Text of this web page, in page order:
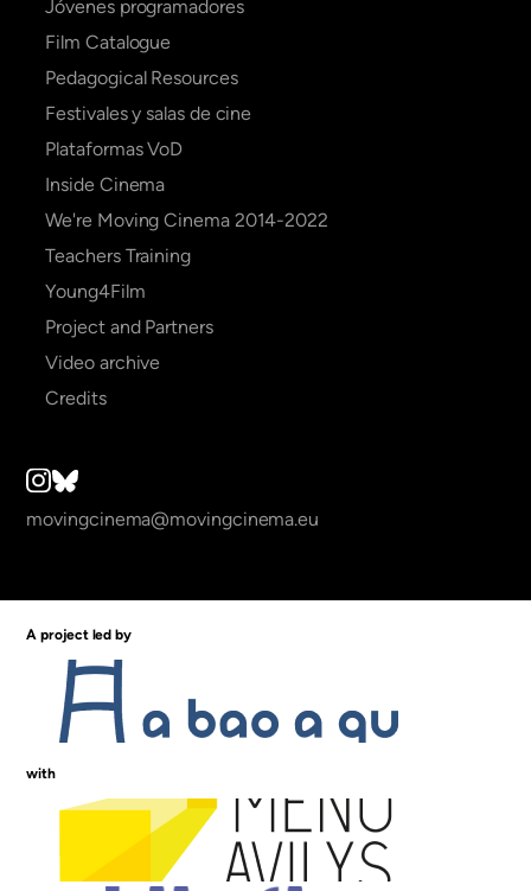
Jóvenes programadores
Film Catalogue
Pedagogical Resources
Festivales y salas de cine
Plataformas VoD
Inside Cinema
We're Moving Cinema 2014-2022
Teachers Training
Young4Film
Project and Partners
Video archive
Credits
movingcinema@movingcinema.eu
A project led by
with